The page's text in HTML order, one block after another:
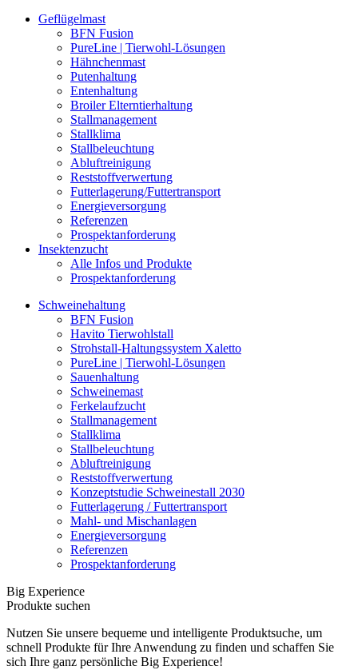
Geflügelmast
BFN Fusion
PureLine | Tierwohl-Lösungen
Hähnchenmast
Putenhaltung
Entenhaltung
Broiler Elterntierhaltung
Stallmanagement
Stallklima
Stallbeleuchtung
Abluftreinigung
Reststoffverwertung
Futterlagerung/Futtertransport
Energieversorgung
Referenzen
Prospektanforderung
Insektenzucht
Alle Infos und Produkte
Prospektanforderung
Schweinehaltung
BFN Fusion
Havito Tierwohlstall
Strohstall-Haltungssystem Xaletto
PureLine | Tierwohl-Lösungen
Sauenhaltung
Schweinemast
Ferkelaufzucht
Stallmanagement
Stallklima
Stallbeleuchtung
Abluftreinigung
Reststoffverwertung
Konzeptstudie Schweinestall 2030
Futterlagerung / Futtertransport
Mahl- und Mischanlagen
Energieversorgung
Referenzen
Prospektanforderung
Big Experience
Produkte suchen
Nutzen Sie unsere bequeme und intelligente Produktsuche, um
schnell Produkte für Ihre Anwendung zu finden und schaffen Sie
sich Ihre ganz persönliche Big Experience!